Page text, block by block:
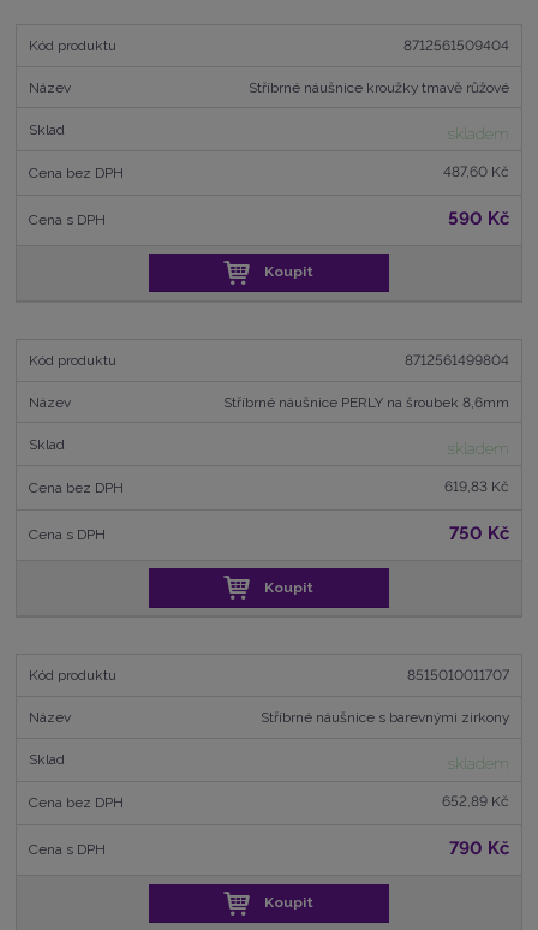
8712561509404
Stříbrné náušnice kroužky tmavě růžové
skladem
487,60 Kč
590 Kč
Koupit
8712561499804
Stříbrné náušnice PERLY na šroubek 8,6mm
skladem
619,83 Kč
750 Kč
Koupit
8515010011707
Stříbrné náušnice s barevnými zirkony
skladem
652,89 Kč
790 Kč
Koupit